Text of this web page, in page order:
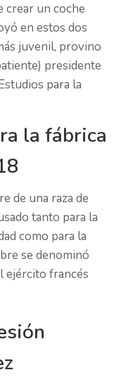
crear un coche
en estos dos
juvenil, provino
presidente
para la
la fábrica
de una raza de
tanto para la
como para la
se denominó
ejército francés